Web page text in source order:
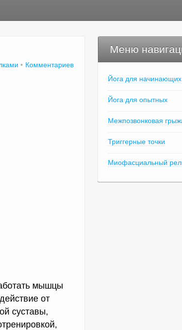
Комментариев
мышцы
от
суставы,
Меню
Йога для начинающих
Йога для опытных
Межпозвонковая
Триггерные точки
Миофасциальный